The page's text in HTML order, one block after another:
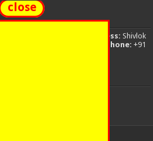
Address: Shivlok
Uttarakhand, 248001, India
Phone: +91
close